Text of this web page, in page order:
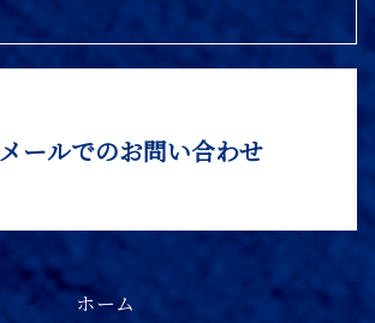
メールでのお問い合わせ
ホーム